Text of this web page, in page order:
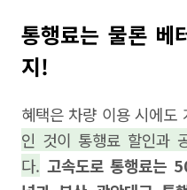
통행료는 물론 베
지!
혜택은 차량 이용 시에도
인 것이 통행료 할인과
다. 고속도로 통행료는